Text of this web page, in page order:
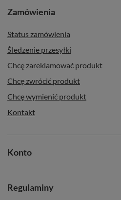
Zamówienia
Status zamówienia
Śledzenie przesyłki
Chcę zareklamować produkt
Chcę zwrócić produkt
Chcę wymienić produkt
Kontakt
Konto
Regulaminy